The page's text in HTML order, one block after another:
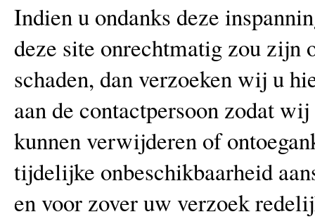
Indien u ondanks deze
deze site onrechtmatig zou zijn
schaden, dan verzoeken wij u
aan de contactpersoon zodat
kunnen verwijderen of
tijdelijke onbeschikbaarheid
en voor zover uw verzoek